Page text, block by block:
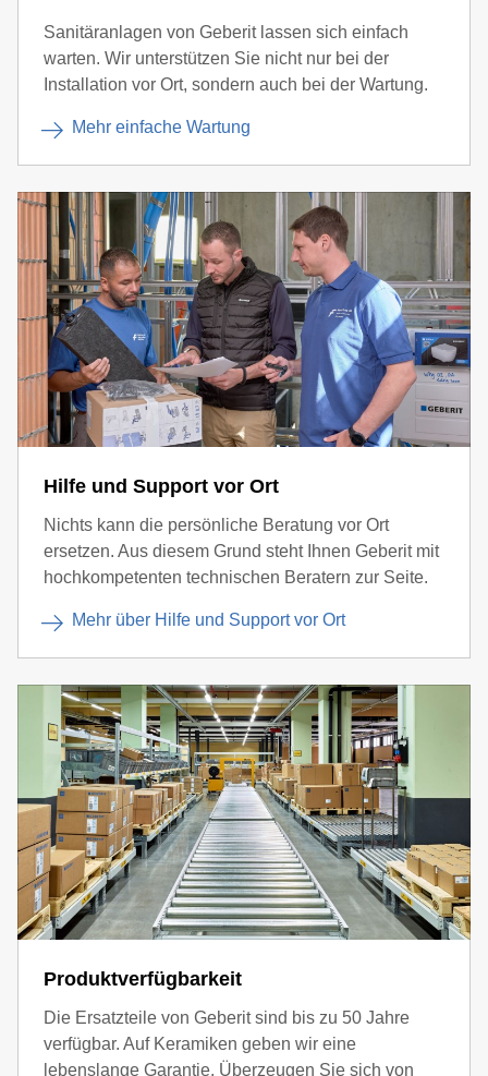
Sanitäranlagen von Geberit lassen sich einfach
warten. Wir unterstützen Sie nicht nur bei der
Installation vor Ort, sondern auch bei der Wartung.
Mehr einfache Wartung
Hilfe und Support vor Ort
Nichts kann die persönliche Beratung vor Ort
ersetzen. Aus diesem Grund steht Ihnen Geberit mit
hochkompetenten technischen Beratern zur Seite.
Mehr über Hilfe und Support vor Ort
Produktverfügbarkeit
Die Ersatzteile von Geberit sind bis zu 50 Jahre
verfügbar. Auf Keramiken geben wir eine
lebenslange Garantie. Überzeugen Sie sich von